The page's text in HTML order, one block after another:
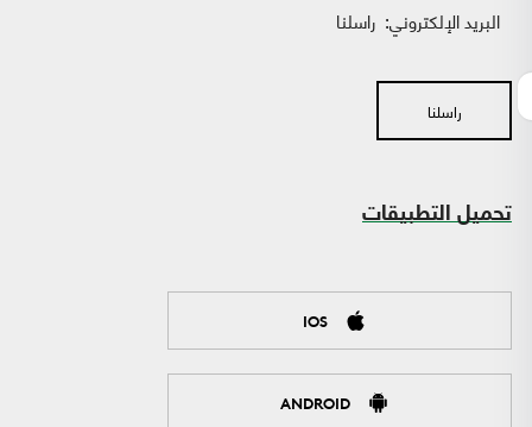
البريد الإلكتروني: راسلنا
راسلنا
تحميل التطبيقات
IOS
ANDROID